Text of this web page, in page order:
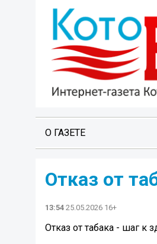
О ГАЗЕТЕ
Отказ от
13:54 25.05.2026 16+
Отказ от табака - шаг к